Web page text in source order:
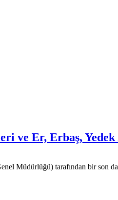
ve Er, Erbaş,
Müdürlüğü) tarafından bir son